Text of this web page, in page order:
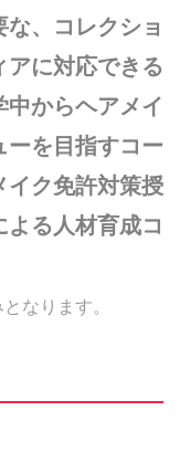
な、コレクショ
アに対応できる
からヘアメイ
ーを目指すコー
イク免許対策授
る人材育成コ
なります。